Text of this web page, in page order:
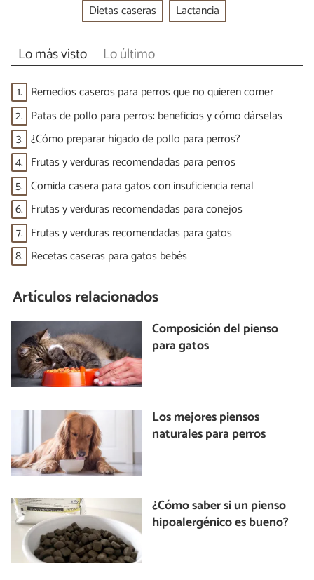
Dietas caseras
Lactancia
Lo más visto Lo último
1. Remedios caseros para perros que no quieren comer
2. Patas de pollo para perros: beneficios y cómo dárselas
3. ¿Cómo preparar hígado de pollo para perros?
4. Frutas y verduras recomendadas para perros
5. Comida casera para gatos con insuficiencia renal
6. Frutas y verduras recomendadas para conejos
7. Frutas y verduras recomendadas para gatos
8. Recetas caseras para gatos bebés
Artículos relacionados
Composición del pienso
para gatos
Los mejores piensos
naturales para perros
¿Cómo saber si un pienso
hipoalergénico es bueno?